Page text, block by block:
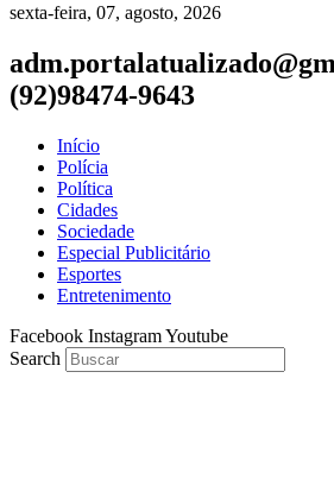
sexta-feira, 07, agosto, 2026
(92)98474-9643
Início
Polícia
Política
Cidades
Sociedade
Especial Publicitário
Esportes
Entretenimento
Facebook InstagramYoutube
Search